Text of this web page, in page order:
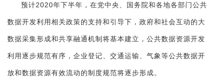
预计2020年下半年，在党中央、国务院和各地各部门公共
数据开发利用相关政策的支持和引导下，政府和社会互动的大
数据采集形成和共享融通机制将基本建立，公共数据资源开发
利用逐步规范有序，企业登记、交通运输、气象等公共数据开
放和数据资源有效流动的制度规范将逐步形成。